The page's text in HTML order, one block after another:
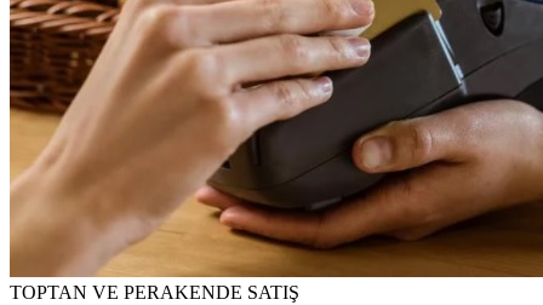
TOPTAN VE PERAKENDE SATIŞ